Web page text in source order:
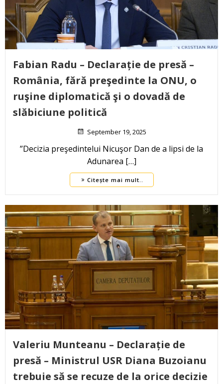
Fabian Radu – Declarație de presă –
România, fără preşedinte la ONU, o
ruşine diplomatică şi o dovadă de
slăbiciune politică
September 19, 2025
”Decizia preşedintelui Nicuşor Dan de a lipsi de la
Adunarea […]
Citește mai mult..
Valeriu Munteanu – Declarație de
presă – Ministrul USR Diana Buzoianu
trebuie să se recuze de la orice decizie